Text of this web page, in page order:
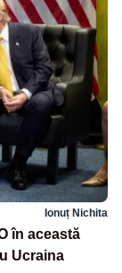
Ionuț Nichita
în această
Ucraina